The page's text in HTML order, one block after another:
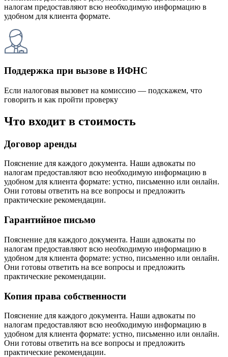
налогам предоставляют всю необходимую информацию в
удобном для клиента формате.
Поддержка при вызове в ИФНС
Если налоговая вызовет на комиссию — подскажем, что
говорить и как пройти проверку
Что входит в стоимость
Договор аренды
Пояснение для каждого документа. Наши адвокаты по
налогам предоставляют всю необходимую информацию в
удобном для клиента формате: устно, письменно или онлайн.
Они готовы ответить на все вопросы и предложить
практические рекомендации.
Гарантийное письмо
Пояснение для каждого документа. Наши адвокаты по
налогам предоставляют всю необходимую информацию в
удобном для клиента формате: устно, письменно или онлайн.
Они готовы ответить на все вопросы и предложить
практические рекомендации.
Копия права собственности
Пояснение для каждого документа. Наши адвокаты по
налогам предоставляют всю необходимую информацию в
удобном для клиента формате: устно, письменно или онлайн.
Они готовы ответить на все вопросы и предложить
практические рекомендации.